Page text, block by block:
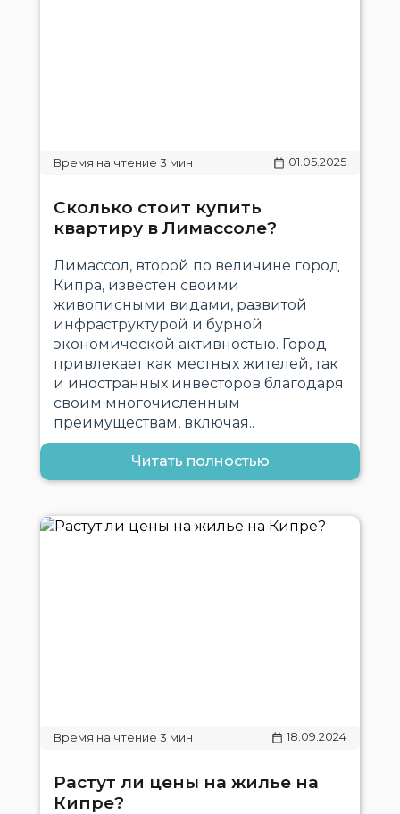
01.05.2025
Сколько стоит купить
квартиру в Лимассоле?
Лимассол, второй по величине город
Кипра, известен своими
живописными видами, развитой
инфраструктурой и бурной
экономической активностью. Город
привлекает как местных жителей, так
и иностранных инвесторов благодаря
своим многочисленным
преимуществам, включая..
Читать полностью
18.09.2024
Растут ли цены на жилье на
Кипре?